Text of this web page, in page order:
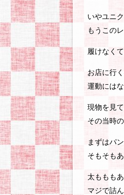
いやユニ
もうこの
履けなく
お店に行
運動には
現物を見
その当時
まずはパ
そもそも
太ももも
マジで詰